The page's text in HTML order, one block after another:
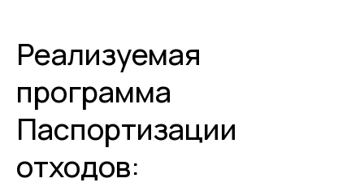
Реализуемая
программа
Паспортизации
отходов: